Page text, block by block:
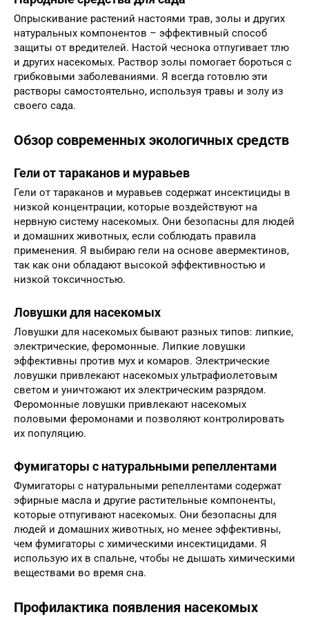
Опрыскивание растений настоями трав, золы и других
натуральных компонентов – эффективный способ
защиты от вредителей. Настой чеснока отпугивает тлю
и других насекомых. Раствор золы помогает бороться с
грибковыми заболеваниями. Я всегда готовлю эти
растворы самостоятельно, используя травы и золу из
своего сада.
Обзор современных экологичных средств
Гели от тараканов и муравьев
Гели от тараканов и муравьев содержат инсектициды в
низкой концентрации, которые воздействуют на
нервную систему насекомых. Они безопасны для людей
и домашних животных, если соблюдать правила
применения. Я выбираю гели на основе авермектинов,
так как они обладают высокой эффективностью и
низкой токсичностью.
Ловушки для насекомых
Ловушки для насекомых бывают разных типов: липкие,
электрические, феромонные. Липкие ловушки
эффективны против мух и комаров. Электрические
ловушки привлекают насекомых ультрафиолетовым
светом и уничтожают их электрическим разрядом.
Феромонные ловушки привлекают насекомых
половыми феромонами и позволяют контролировать
их популяцию.
Фумигаторы с натуральными репеллентами
Фумигаторы с натуральными репеллентами содержат
эфирные масла и другие растительные компоненты,
которые отпугивают насекомых. Они безопасны для
людей и домашних животных, но менее эффективны,
чем фумигаторы с химическими инсектицидами. Я
использую их в спальне, чтобы не дышать химическими
веществами во время сна.
Профилактика появления насекомых